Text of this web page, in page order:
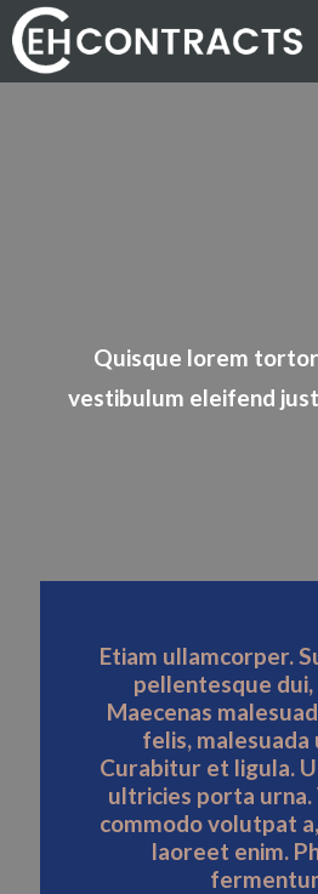
Quisque lorem
vestibulum eleifend
Etiam ullamcorper.
pellentesque dui,
Maecenas
felis, malesuada
Curabitur et ligula.
ultricies porta
commodo volutpat
laoreet enim.